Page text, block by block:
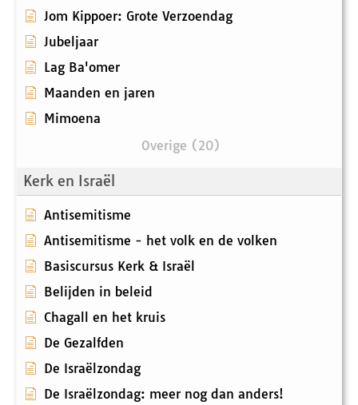
Jom Kippoer: Grote Verzoendag
Jubeljaar
Lag Ba'omer
Maanden en jaren
Mimoena
Overige (20)
Kerk en Israël
Antisemitisme
Antisemitisme - het volk en de volken
Basiscursus Kerk & Israël
Belijden in beleid
Chagall en het kruis
De Gezalfden
De Israëlzondag
De Israëlzondag: meer nog dan anders!